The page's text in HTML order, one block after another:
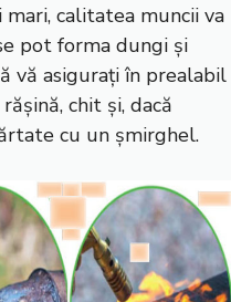
calitatea muncii va
pot forma dungi și
vă asigurați în prealabil
chit și, dacă
cu un șmirghel.